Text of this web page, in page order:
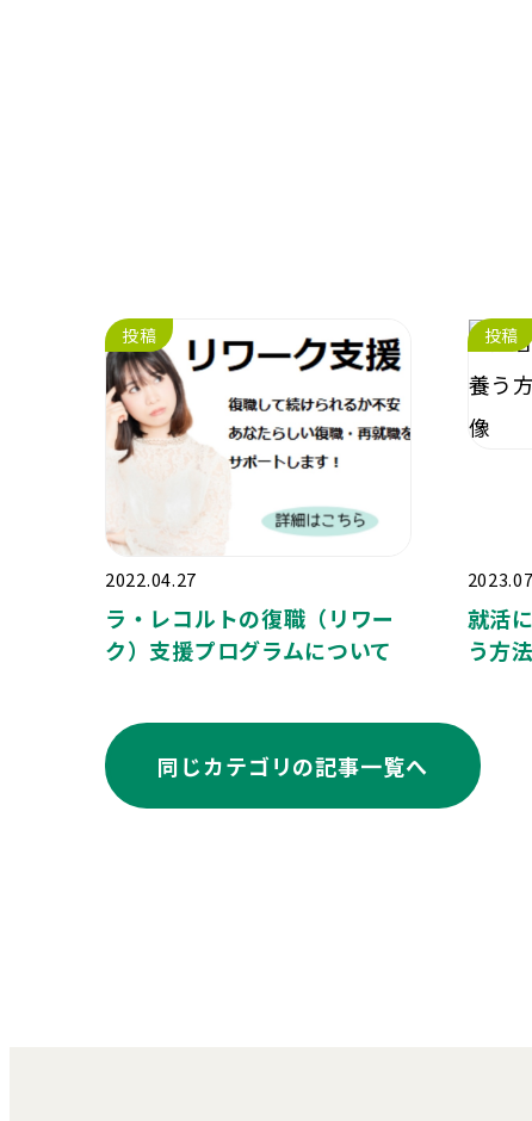
投稿
2022.04.27
ラ・レコルトの復職（リワー
ク）支援プログラムについて
投稿
就活
う方
同じカテゴリの記事⼀覧へ